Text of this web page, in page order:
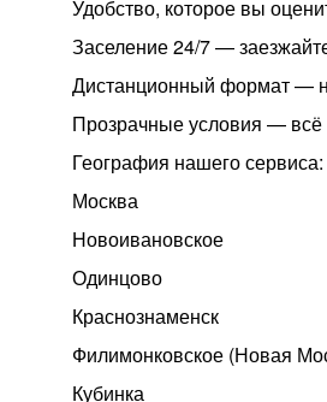
Удобство, которое вы
Заселение 24/7 —
Дистанционный формат —
Прозрачные условия — всё
География нашего сервиса:
Москва
Новоивановское
Одинцово
Краснознаменск
Филимонковское (Новая
Кубинка